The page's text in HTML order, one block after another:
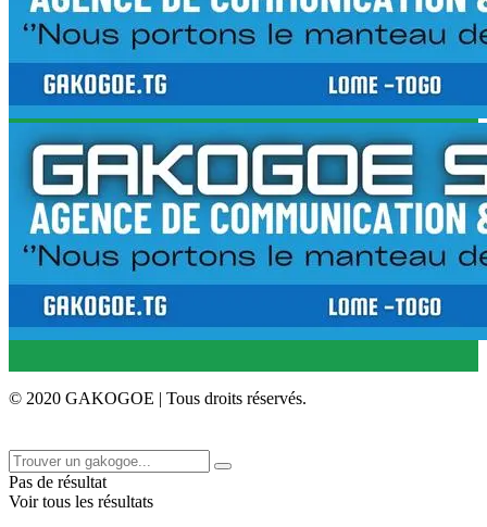
© 2020 GAKOGOE | Tous droits réservés.
Pas de résultat
Voir tous les résultats